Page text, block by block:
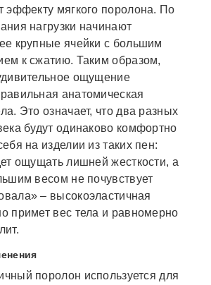
эффекту мягкого поролона. По
нагрузки начинают
крупные ячейки с большим
к сжатию. Таким образом,
ощущение
анатомическая
Это означает, что два разных
будут одинаково комфортно
на изделии из таких пен:
ощущать лишней жесткости, а
весом не почувствует
– высокоэластичная
примет вес тела и равномерно
поролон используется для